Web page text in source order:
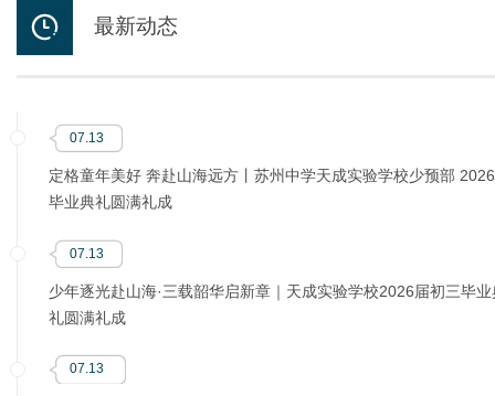
最新动态
07.13
定格童年美好 奔赴山海远方丨苏州中学天成实验学校少预部
毕业典礼圆满礼成
07.13
少年逐光赴山海·三载韶华启新章｜天成实验学校2026届初三毕业
礼圆满礼成
07.13